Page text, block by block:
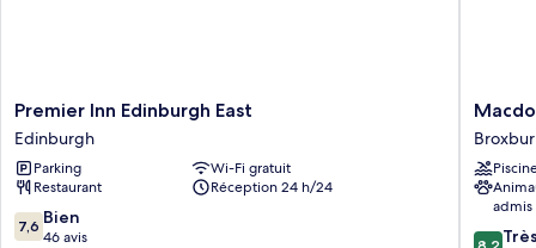
Premier
Inn
Edinburgh
East
Edinburgh
Premier Inn Edinburgh East
Edinburgh
Parking
Wi-Fi gratuit
Restaurant
Réception 24 h/24
7.6
sur
7,6 Bien
46 avis
House
admis
8.2